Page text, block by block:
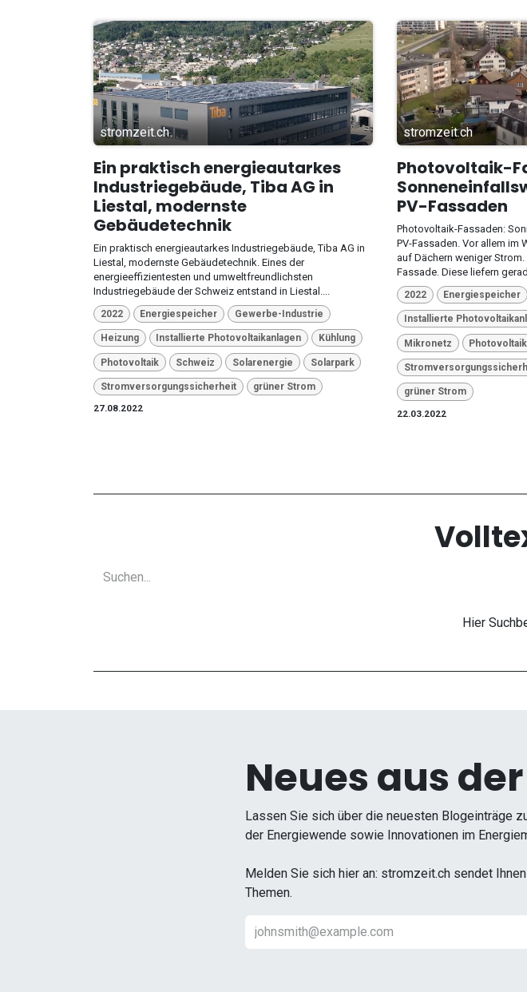
stromzeit.ch
Ein praktisch energieautarkes
Industriegebäude, Tiba AG in
Liestal, modernste
Gebäudetechnik
Ein praktisch energieautarkes Industriegebäude, Tiba AG in
Liestal, modernste Gebäudetechnik. Eines der
energieeffizientesten und umweltfreundlichsten
Industriegebäude der Schweiz entstand in Liestal....
2022 Energiespeicher Gewerbe-Industrie
Heizung Installierte Photovoltaikanlagen Kühlung
Photovoltaik Schweiz Solarenergie Solarpark
Stromversorgungssicherheit
grüner Strom
27.08.2022
stromzeit.ch
Photovoltaik-
PV-Fassaden
Photovoltaik-Fassaden:
PV-Fassaden. Vor allem im
auf Dächern weniger
Fassade. Diese liefern
2022 Energiespeicher
Installierte
Mikronetz Photovoltaik
grüner Strom
22.03.2022
Hier
Neues aus
Lassen Sie sich über die neuesten Blogeinträge
der Energiewende sowie Innovationen im
Melden Sie sich hier an: stromzeit.ch sendet
Themen.